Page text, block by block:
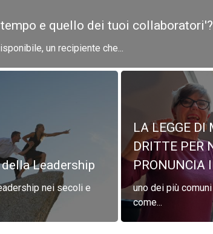
e quello dei tuoi collaboratori'?
un recipiente che...
Leadership
nei secoli e
LA LEGGE DI
DRITTE PER
PRONUNCIA
uno dei più
come...